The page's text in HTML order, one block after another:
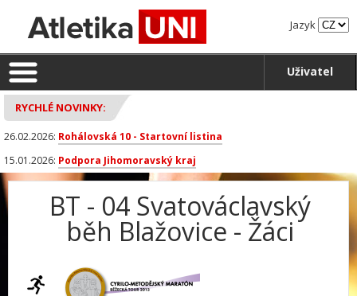
Jazyk
Uživatel
RYCHLÉ NOVINKY:
26.02.2026: Rohálovská 10 - Startovní listina
15.01.2026: Podpora Jihomoravský kraj
BT - 04 Svatováclavský
běh Blažovice - Žáci